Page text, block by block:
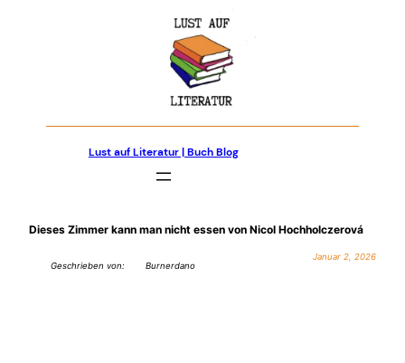
Lust auf Literatur | Buch Blog
Dieses Zimmer kann man nicht essen von Nicol Hochholczerová
Geschrieben von: Burnerdano
Januar 2, 2026